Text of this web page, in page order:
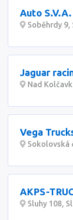
Auto
Soběhrdy 9,
Jaguar
Nad
Vega
Sokolovská
AKPS-
Sluhy 108,